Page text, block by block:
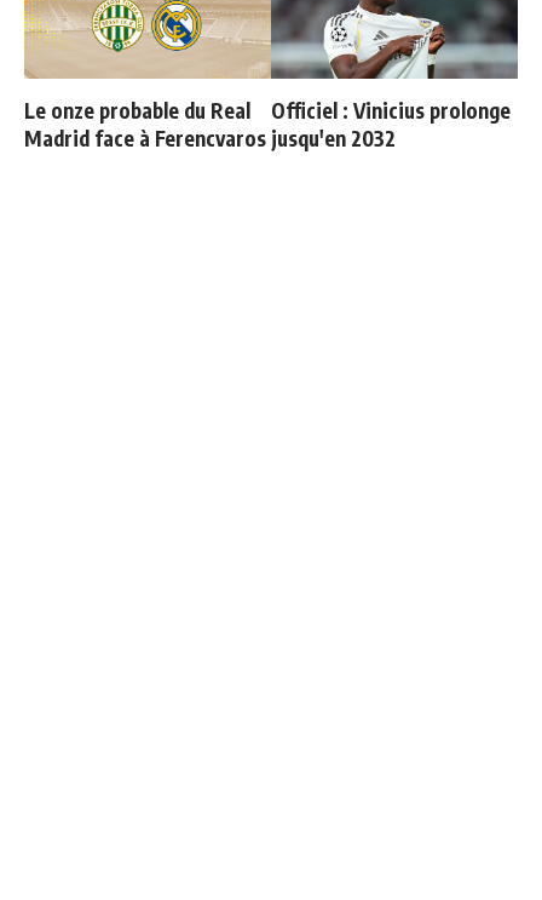
Le onze probable du Real
Madrid face à Ferencvaros
Officiel : Vinicius prolonge
jusqu'en 2032